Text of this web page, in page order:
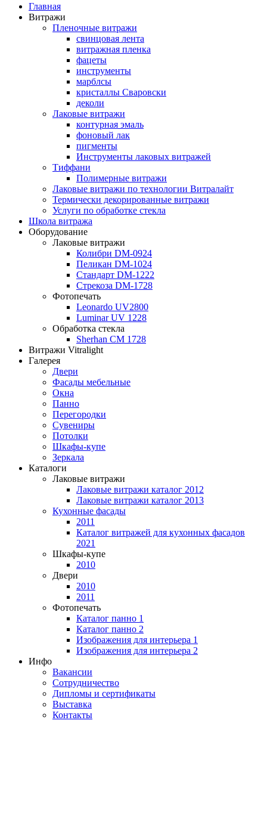
Главная
Витражи
Пленочные витражи
свинцовая лента
витражная пленка
фацеты
инструменты
марблсы
кристаллы Сваровски
деколи
Лаковые витражи
контурная эмаль
фоновый лак
пигменты
Инструменты лаковых витражей
Тиффани
Полимерные витражи
Лаковые витражи по технологии Витралайт
Термически декорированные витражи
Услуги по обработке стекла
Школа витража
Оборудование
Лаковые витражи
Колибри DM-0924
Пеликан DM-1024
Стандарт DM-1222
Стрекоза DM-1728
Фотопечать
Leonardo UV2800
Luminar UV 1228
Обработка стекла
Sherhan CM 1728
Витражи Vitralight
Галерея
Двери
Фасады мебельные
Окна
Панно
Перегородки
Сувениры
Потолки
Шкафы-купе
Зеркала
Каталоги
Лаковые витражи
Лаковые витражи каталог 2012
Лаковые витражи каталог 2013
Кухонные фасады
2011
Каталог витражей для кухонных фасадов
2021
Шкафы-купе
2010
Двери
2010
2011
Фотопечать
Каталог панно 1
Каталог панно 2
Изображения для интерьера 1
Изображения для интерьера 2
Инфо
Вакансии
Сотрудничество
Дипломы и сертификаты
Выставка
Контакты